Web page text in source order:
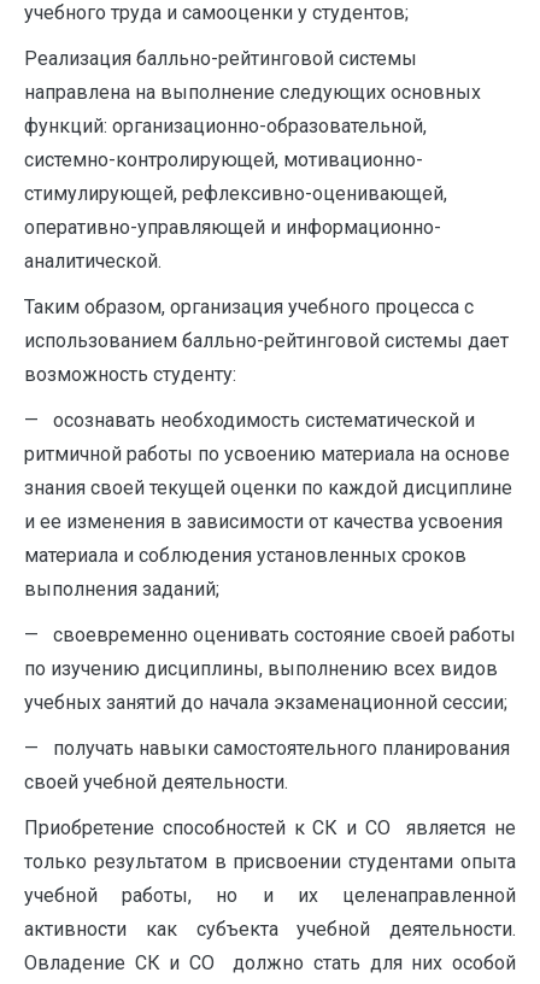
учебного труда и самооценки у студентов;
Реализация балльно-рейтинговой системы
направлена на выполнение следующих основных
функций: организационно-образовательной,
системно-контролирующей, мотивационно-
стимулирующей, рефлексивно-оценивающей,
оперативно-управляющей и информационно-
аналитической.
Таким образом, организация учебного процесса с
использованием балльно-рейтинговой системы дает
возможность студенту:
— осознавать необходимость систематической и
ритмичной работы по усвоению материала на основе
знания своей текущей оценки по каждой дисциплине
и ее изменения в зависимости от качества усвоения
материала и соблюдения установленных сроков
выполнения заданий;
— своевременно оценивать состояние своей работы
по изучению дисциплины, выполнению всех видов
учебных занятий до начала экзаменационной сессии;
— получать навыки самостоятельного планирования
своей учебной деятельности.
Приобретение способностей к СК и СО является не
только результатом в присвоении студентами опыта
учебной работы, но и их целенаправленной
активности как субъекта учебной деятельности.
Овладение СК и СО должно стать для них особой